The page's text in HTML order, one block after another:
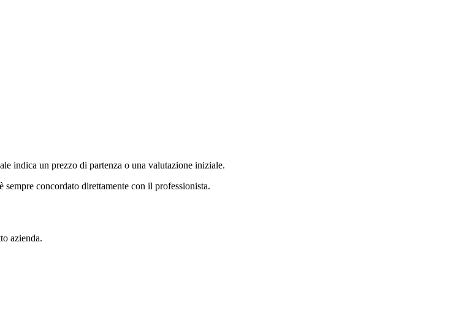
indica un prezzo di partenza o una valutazione iniziale.
concordato direttamente con il professionista.
azienda.